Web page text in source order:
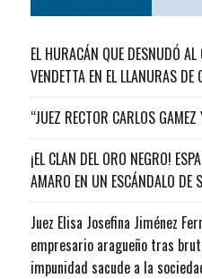
EL HURACÁN QUE DESNUDÓ
VENDETTA EN EL LLANURAS DE
“JUEZ RECTOR CARLOS
¡EL CLAN DEL ORO NEGRO!
AMARO EN UN ESCÁNDALO DE
Juez Elisa Josefina Jiménez
empresario aragueño tras
impunidad sacude a la